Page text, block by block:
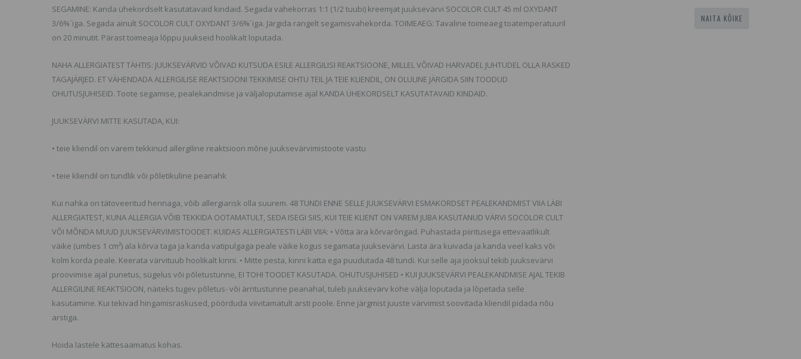
SEGAMINE: Kanda ühekordselt kasutatavaid kindaid. Segada vahekorras 1:1 (1/2 tuubi) kreemjat juuksevärvi SOCOLOR CULT 45 ml OXYDANT
3/6%´iga. Segada ainult SOCOLOR CULT OXYDANT 3/6%´iga. Järgida rangelt segamisvahekorda. TOIMEAEG: Tavaline toimeaeg toatemperatuuril
on 20 minutit. Pärast toimeaja lõppu juukseid hoolikalt loputada.
NAHA ALLERGIATEST TÄHTIS: JUUKSEVÄRVID VÕIVAD KUTSUDA ESILE ALLERGILISI REAKTSIOONE, MILLEL VÕIVAD HARVADEL JUHTUDEL OLLA RASKED
TAGAJÄRJED. ET VÄHENDADA ALLERGILISE REAKTSIOONI TEKKIMISE OHTU TEIL JA TEIE KLIENDIL, ON OLULINE JÄRGIDA SIIN TOODUD
OHUTUSJUHISEID. Toote segamise, pealekandmise ja väljaloputamise ajal KANDA ÜHEKORDSELT KASUTATAVAID KINDAID.
JUUKSEVÄRVI MITTE KASUTADA, KUI:
• teie kliendil on varem tekkinud allergiline reaktsioon mõne juuksevärvimistoote vastu
• teie kliendil on tundlik või põletikuline peanahk
Kui nahka on tätoveeritud hennaga, võib allergiarisk olla suurem. 48 TUNDI ENNE SELLE JUUKSEVÄRVI ESMAKORDSET PEALEKANDMIST VIIA LÄBI
ALLERGIATEST, KUNA ALLERGIA VÕIB TEKKIDA OOTAMATULT, SEDA ISEGI SIIS, KUI TEIE KLIENT ON VAREM JUBA KASUTANUD VÄRVI SOCOLOR CULT
VÕI MÕNDA MUUD JUUKSEVÄRVIMISTOODET. KUIDAS ALLERGIATESTI LÄBI VIIA: • Võtta ära kõrvarõngad. Puhastada piiritusega ettevaatlikult
väike (umbes 1 cm²) ala kõrva taga ja kanda vatipulgaga peale väike kogus segamata juuksevärvi. Lasta ära kuivada ja kanda veel kaks või
kolm korda peale. Keerata värvituub hoolikalt kinni. • Mitte pesta, kinni katta ega puudutada 48 tundi. Kui selle aja jooksul tekib juuksevärvi
proovimise ajal punetus, sügelus või põletustunne, EI TOHI TOODET KASUTADA. OHUTUSJUHISED • KUI JUUKSEVÄRVI PEALEKANDMISE AJAL TEKIB
ALLERGILINE REAKTSIOON, näiteks tugev põletus- või ärritustunne peanahal, tuleb juuksevärv kohe välja loputada ja lõpetada selle
kasutamine. Kui tekivad hingamisraskused, pöörduda viivitamatult arsti poole. Enne järgmist juuste värvimist soovitada kliendil pidada nõu
arstiga.
Hoida lastele kättesaamatus kohas.
NAITA KÕIKE